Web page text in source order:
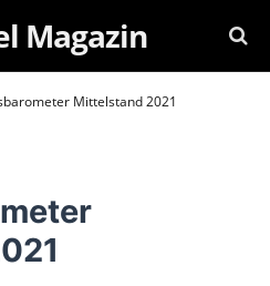
Magazin
Mittelstand 2021